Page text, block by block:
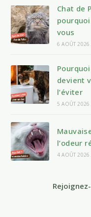
Chat de
vous
6 AOÛT 2026
devient
l’éviter
5 AOÛT 2026
l’odeur
4 AOÛT 2026